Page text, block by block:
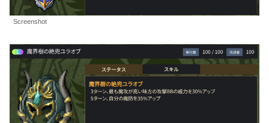
Screenshot